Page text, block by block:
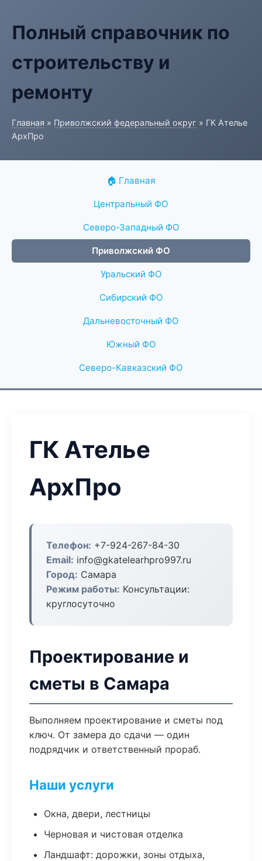
Полный справочник по
строительству и
ремонту
Главная » Приволжский федеральный округ » ГК Ателье
АрхПро
🏠 Главная
Центральный ФО
Северо-Западный ФО
Приволжский ФО
Уральский ФО
Сибирский ФО
Дальневосточный ФО
Южный ФО
Северо-Кавказский ФО
ГК Ателье
АрхПро
Телефон: +7-924-267-84-30
Email: info@gkatelearhpro997.ru
Город: Самара
Режим работы: Консультации:
круглосуточно
Проектирование и
сметы в Самара
Выполняем проектирование и сметы под
ключ. От замера до сдачи — один
подрядчик и ответственный прораб.
Наши услуги
Окна, двери, лестницы
Черновая и чистовая отделка
Ландшафт: дорожки, зоны отдыха,